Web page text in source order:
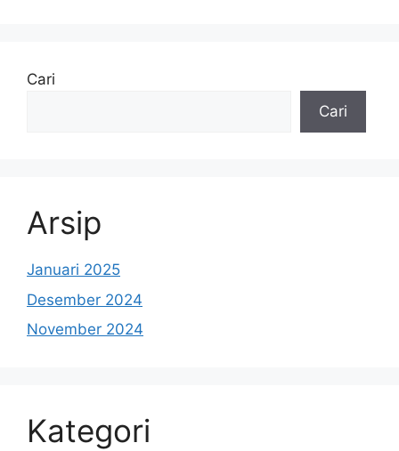
Cari
Cari
Arsip
Januari 2025
Desember 2024
November 2024
Kategori